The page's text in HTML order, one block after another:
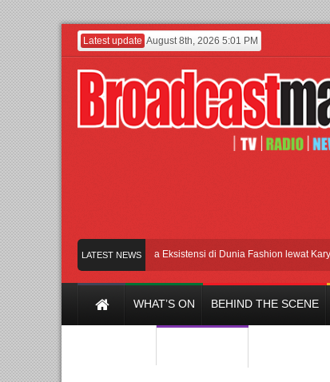
Latest update August 8th, 2026 5:01 PM
LATEST NEWS
Lenny Ivylen: 26 Tahun Jaga Eksistensi di Dunia Fashion lewat Karya
WHAT’S ON BEHIND THE SCENE